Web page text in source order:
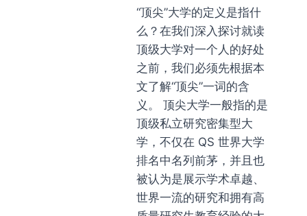
“顶尖”大学的定义是指什
么？在我们深入探讨就读
顶级大学对一个人的好处
之前，我们必须先根据本
文了解“顶尖”一词的含
义。 顶尖大学一般指的是
顶级私立研究密集型大
学，不仅在 QS 世界大学
排名中名列前茅，并且也
被认为是展示学术卓越、
世界一流的研究和拥有高